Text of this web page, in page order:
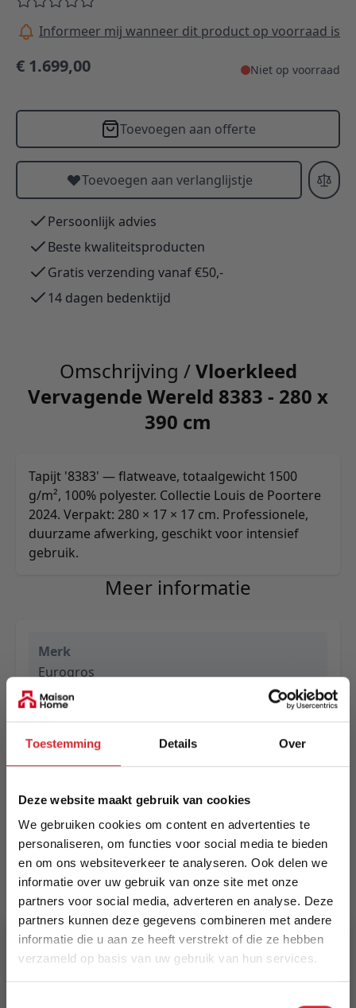
Toestemming Details Over
Deze website maakt gebruik van cookies
We gebruiken cookies om content en advertenties te
personaliseren, om functies voor social media te bieden
en om ons websiteverkeer te analyseren. Ook delen we
informatie over uw gebruik van onze site met onze
partners voor social media, adverteren en analyse. Deze
partners kunnen deze gegevens combineren met andere
informatie die u aan ze heeft verstrekt of die ze hebben
verzameld op basis van uw gebruik van hun services.
Informeer mij wanneer dit product op voorraad is
€ 1.699,00 Niet op voorraad
Toevoegen aan offerte
Toevoegen aan verlanglijstje
Persoonlijk advies
Beste kwaliteitsproducten
Gratis verzending vanaf €50,-
14 dagen bedenktijd
Omschrijving /Vloerkleed
Vervagende Wereld 8383 - 280 x
390 cm
Tapijt '8383' — flatweave, totaalgewicht 1500
g/m², 100% polyester. Collectie Louis de Poortere
2024. Verpakt: 280 × 17 × 17 cm. Professionele,
duurzame afwerking, geschikt voor intensief
gebruik.
Meer informatie
Merk
Eurogros
EAN
Prijs
€ 1.699,00
Levertijd
Informeer naar de actuele levertijd
Kleur
8383
Maat
280 x 390 cm